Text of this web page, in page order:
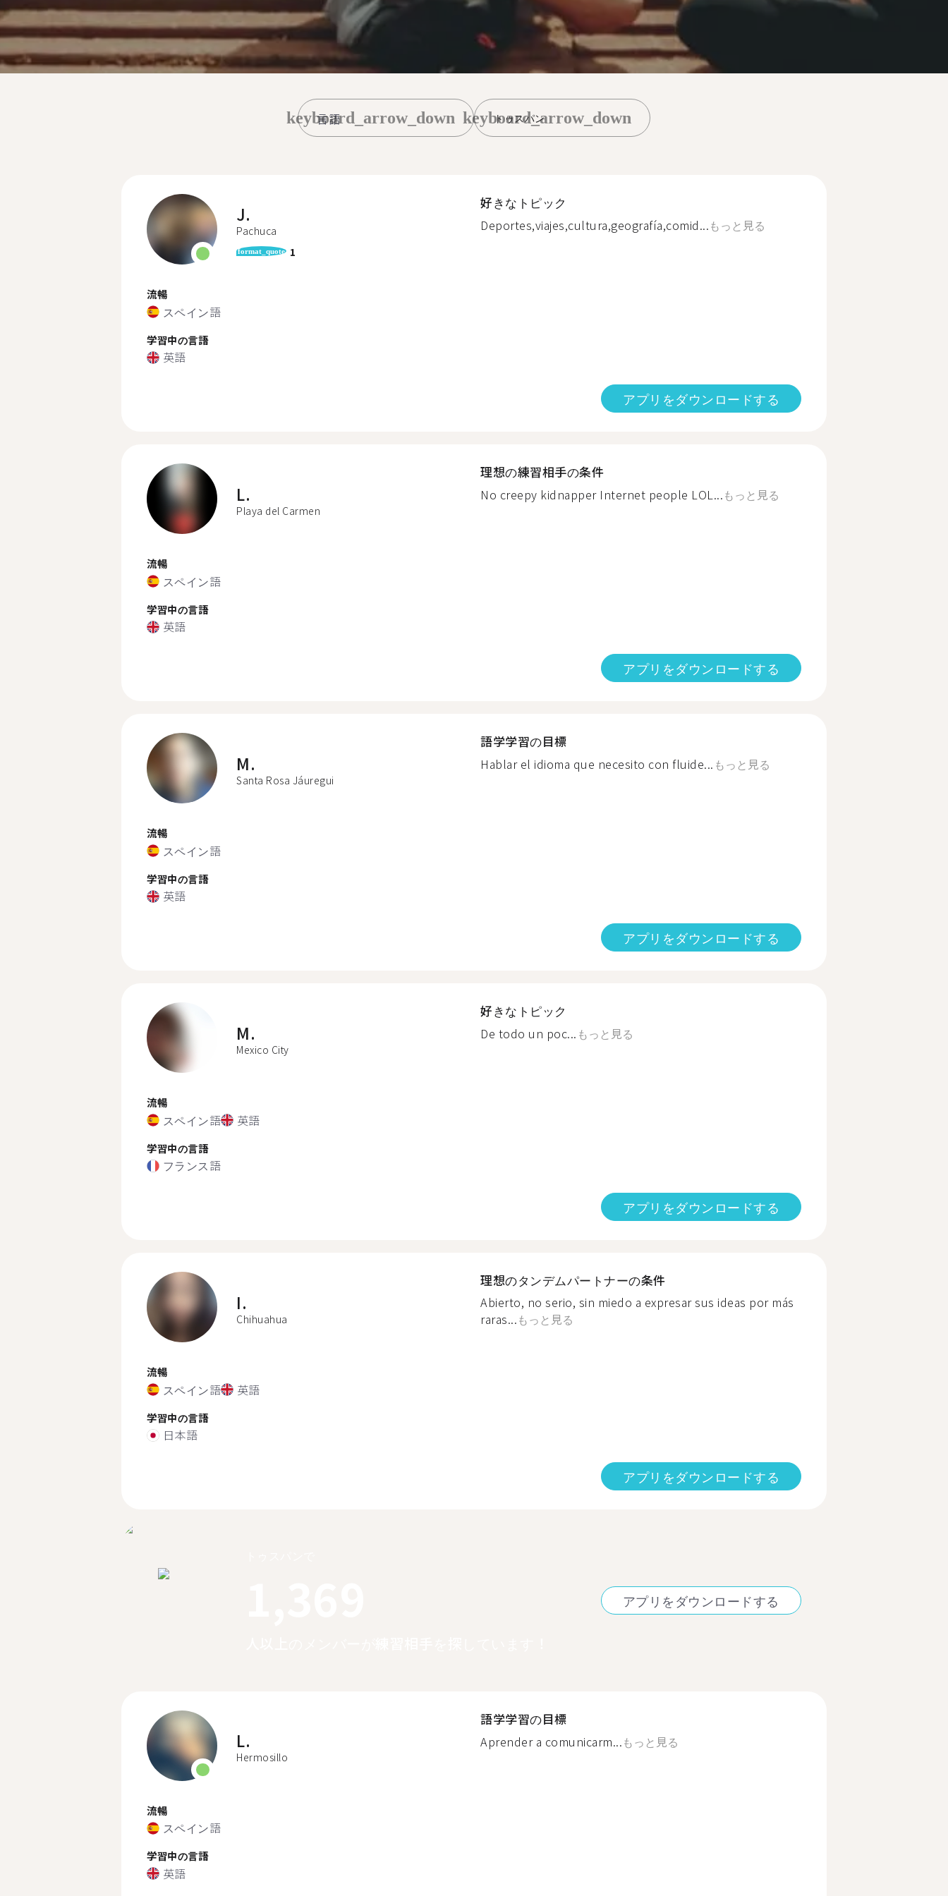
keyboard_arrow_down トゥスパン
keyboard_arrow_down
J.
Pachuca
format_quote 1
流暢
スペイン語
学習中の言語
英語
好きなトピック
Deportes,viajes,cultura,geografía,comid...もっと見る
アプリをダウンロードする
L.
Playa del Carmen
流暢
スペイン語
学習中の言語
英語
理想の練習相手の条件
No creepy kidnapper Internet people LOL...もっと見る
アプリをダウンロードする
M.
Santa Rosa Jáuregui
流暢
スペイン語
学習中の言語
英語
語学学習の目標
Hablar el idioma que necesito con fluide... もっと見る
アプリをダウンロードする
M.
Mexico City
流暢
スペイン語 英語
学習中の言語
フランス語
好きなトピック
De todo un poc... もっと見る
アプリをダウンロードする
I.
Chihuahua
流暢
スペイン語 英語
学習中の言語
日本語
理想のタンデムパートナーの条件
Abierto, no serio, sin miedo a expresar sus ideas por más
raras...もっと見る
アプリをダウンロードする
アプリをダウンロードする
L.
Hermosillo
流暢
スペイン語
学習中の言語
英語
語学学習の目標
Aprender a comunicarm...もっと見る